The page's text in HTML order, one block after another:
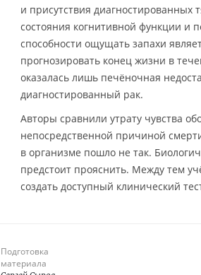
и присутствия
состояния когнитивной функции и
способности ощущать запахи
прогнозировать конец жизни в
оказалась лишь печёночная
диагностированный рак.
Авторы сравнили утрату чувства
непосредственной причиной
в организме пошло не так.
предстоит прояснить. Между тем
создать доступный клинический
Подготовка
материала